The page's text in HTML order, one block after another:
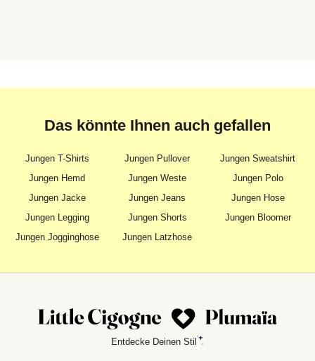
Das könnte Ihnen auch gefallen
Jungen T-Shirts Jungen Pullover
Jungen Sweatshirt
Jungen Hemd
Jungen Weste
Jungen Polo
Jungen Jacke
Jungen Jeans
Jungen Hose
Jungen Legging
Jungen Shorts
Jungen Bloomer
Jungen Jogginghose
Jungen Latzhose
Entdecke Deinen Stil